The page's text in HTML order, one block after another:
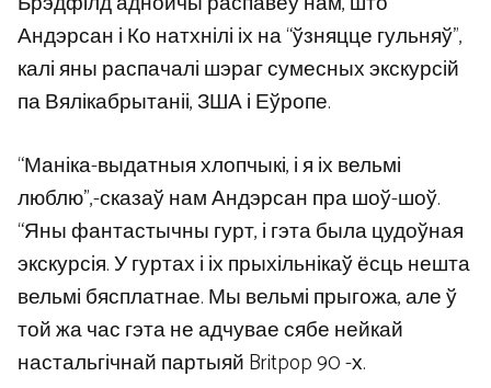
Андэрсан і Ко натхнілі іх на “ўзняцце гульняў”,
калі яны распачалі шэраг сумесных экскурсій
па Вялікабрытаніі, ЗША і Еўропе.
“Маніка-выдатныя хлопчыкі, і я іх вельмі
люблю”,-сказаў нам Андэрсан пра шоў-шоў.
“Яны фантастычны гурт, і гэта была цудоўная
экскурсія. У гуртах і іх прыхільнікаў ёсць нешта
вельмі бясплатнае. Мы вельмі прыгожа, але ў
той жа час гэта не адчувае сябе нейкай
настальгічнай партыяй Britpop 90 -х.